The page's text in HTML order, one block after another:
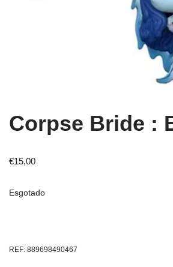
Corpse Bride :
€15,00
Esgotado
REF: 889698490467